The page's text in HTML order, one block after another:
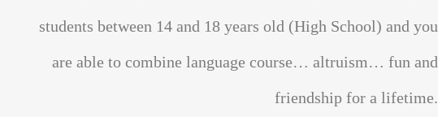
students between 14 and 18 years old (High School) and you
are able to combine language course… altruism… fun and
friendship for a lifetime.